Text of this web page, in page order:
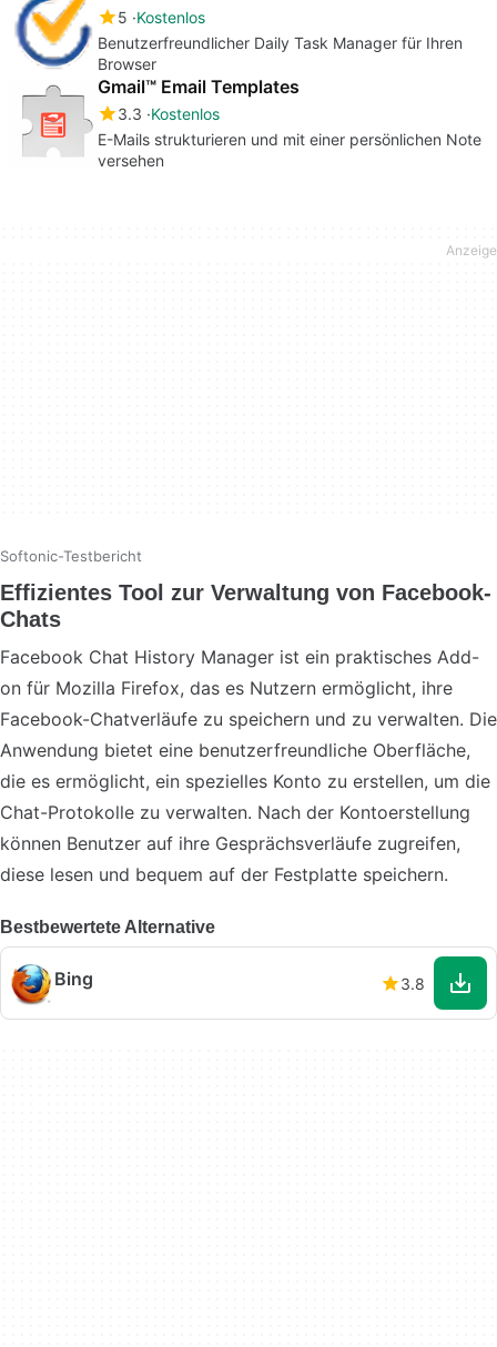
5 Kostenlos
Benutzerfreundlicher Daily Task Manager für Ihren
Browser
Gmail™ Email Templates
3.3 Kostenlos
E-Mails strukturieren und mit einer persönlichen Note
versehen
Softonic-Testbericht
Effizientes Tool zur Verwaltung von Facebook-
Chats
Facebook Chat History Manager ist ein praktisches Add-
on für Mozilla Firefox, das es Nutzern ermöglicht, ihre
Facebook-Chatverläufe zu speichern und zu verwalten. Die
Anwendung bietet eine benutzerfreundliche Oberfläche,
die es ermöglicht, ein spezielles Konto zu erstellen, um die
Chat-Protokolle zu verwalten. Nach der Kontoerstellung
können Benutzer auf ihre Gesprächsverläufe zugreifen,
diese lesen und bequem auf der Festplatte speichern.
Bestbewertete Alternative
Bing 3.8